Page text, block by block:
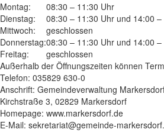
Montag:
08:30 – 11:30 Uhr
Dienstag:
08:30 – 11:30 Uhr und 14:00
Mittwoch:
geschlossen
Donnerstag:08:30 – 11:30 Uhr und 14:00
Freitag:
geschlossen
Außerhalb der Öffnungszeiten können
Telefon: 035829 630-0
Anschrift: Gemeindeverwaltung
Kirchstraße 3, 02829 Markersdorf
Homepage: www.markersdorf.de
E-Mail: sekretariat@gemeinde-